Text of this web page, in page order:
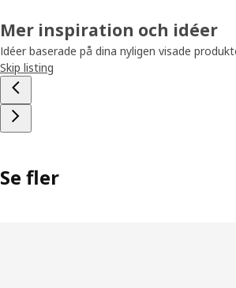
Mer inspiration och idéer
Idéer baserade på dina nyligen visade
Skip listing
Se fler